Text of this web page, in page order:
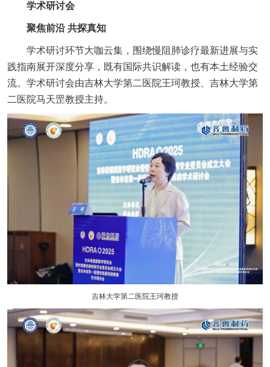
学术研讨会
聚焦前沿 共探真知
学术研讨环节大咖云集，围绕慢阻肺诊疗最新进展与实
践指南展开深度分享，既有国际共识解读，也有本土经验交
流。学术研讨会由吉林大学第二医院王珂教授、吉林大学第
二医院马天罡教授主持。
吉林大学第二医院王珂教授